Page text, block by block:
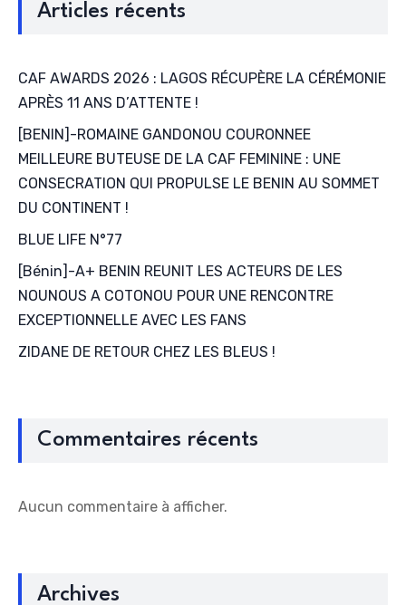
Articles récents
CAF AWARDS 2026 : LAGOS RÉCUPÈRE LA CÉRÉMONIE
APRÈS 11 ANS D’ATTENTE !
[BENIN]-ROMAINE GANDONOU COURONNEE
MEILLEURE BUTEUSE DE LA CAF FEMININE : UNE
CONSECRATION QUI PROPULSE LE BENIN AU SOMMET
DU CONTINENT !
BLUE LIFE N°77
[Bénin]-A+ BENIN REUNIT LES ACTEURS DE LES
NOUNOUS A COTONOU POUR UNE RENCONTRE
EXCEPTIONNELLE AVEC LES FANS
ZIDANE DE RETOUR CHEZ LES BLEUS !
Commentaires récents
Aucun commentaire à afficher.
Archives